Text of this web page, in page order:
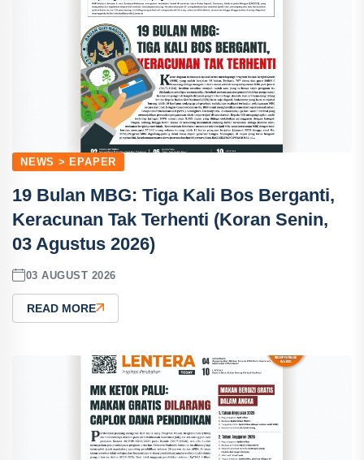
NEWS > EPAPER
19 Bulan MBG: Tiga Kali Bos Berganti,
Keracunan Tak Terhenti (Koran Senin,
03 Agustus 2026)
03 AUGUST 2026
READ MORE